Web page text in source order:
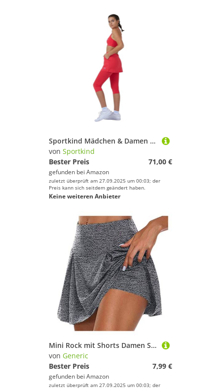
Sportkind Mädchen & Damen 2-in-1 Tennisrock mit Taschen & 3/4 Capri Leggings, Laufrock, Yogahose mit Rock, Sport Skapri, pfirsich, Gr. S
von Sportkind
Bester Preis
71,00 €
gefunden bei Amazon
zuletzt überprüft am 27.09.2025 um 00:03; der
Preis kann sich seitdem geändert haben.
Keine weiteren Anbieter
Mini Rock mit Shorts Damen Sommer - Tennisrock Damen mit Hose- Skater Rock mit Hose Drunter Basic Dehnbaren High Waist Sportrock Laufröcke Golfrock Tennis Skort für Frauen Teenager Mädchen
von Generic
Bester Preis
7,99 €
gefunden bei Amazon
zuletzt überprüft am 27.09.2025 um 00:03; der